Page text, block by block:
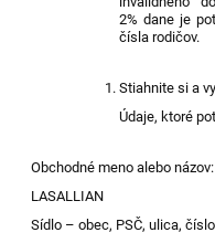
2% dane je
čísla rodičov.
Stiahnite si a
Údaje, ktoré
Obchodné meno alebo názov:
LASALLIAN
Sídlo – obec, PSČ, ulica,